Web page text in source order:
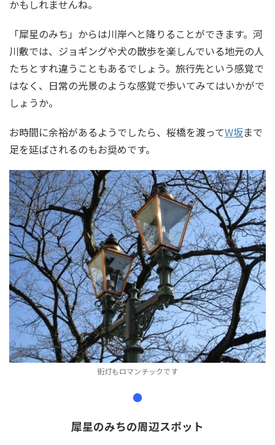
かもしれませんね。
「犀星のみち」からは川岸へと降りることができます。河
川敷では、ジョギングや犬の散歩を楽しんでいる地元の人
たちとすれ違うこともあるでしょう。旅行先という感覚で
はなく、日常の光景のような感覚で歩いてみてはいかがで
しょうか。
お時間に余裕があるようでしたら、桜橋を渡ってW坂まで
足を延ばされるのもお奨めです。
街灯もロマンチックです
●
犀星のみちの周辺スポット